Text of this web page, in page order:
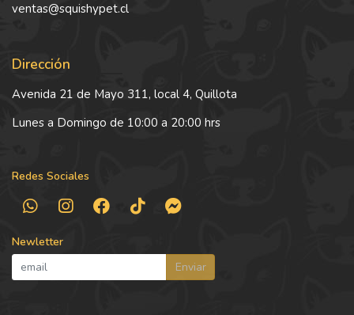
ventas@squishypet.cl
Dirección
Avenida 21 de Mayo 311, local 4, Quillota
Lunes a Domingo de 10:00 a 20:00 hrs
Redes Sociales
Newletter
Enviar